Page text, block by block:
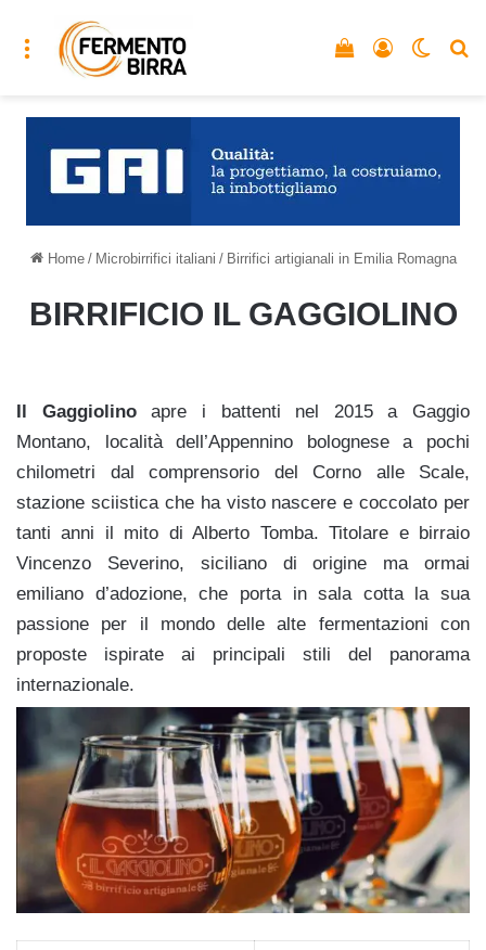
Menu Accedi
Vedi il carrello
Home / Microbirrifici italiani / Birrifici artigianali in Emilia Romagna
BIRRIFICIO IL GAGGIOLINO
Il Gaggiolinoapre i battenti nel 2015 a Gaggio
Montano, località dell’Appennino bolognese a pochi
chilometri dal comprensorio del Corno alle Scale,
stazione sciistica che ha visto nascere e coccolato per
tanti anni il mito di Alberto Tomba. Titolare e birraio
Vincenzo Severino, siciliano di origine ma ormai
emiliano d’adozione, che porta in sala cotta la sua
passione per il mondo delle alte fermentazioni con
proposte ispirate ai principali stili del panorama
internazionale.